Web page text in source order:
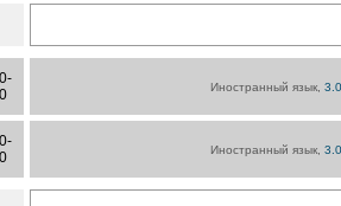
Иностранный язык,
Иностранный язык,